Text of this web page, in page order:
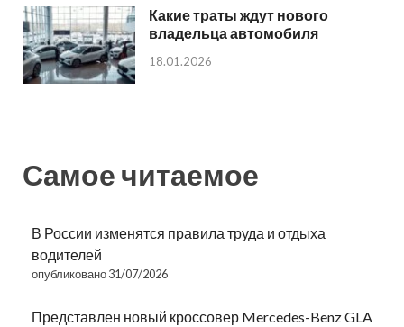
Какие траты ждут нового
владельца автомобиля
18.01.2026
Самое читаемое
В России изменятся правила труда и отдыха
водителей
опубликовано 31/07/2026
Представлен новый кроссовер Mercedes-Benz GLA